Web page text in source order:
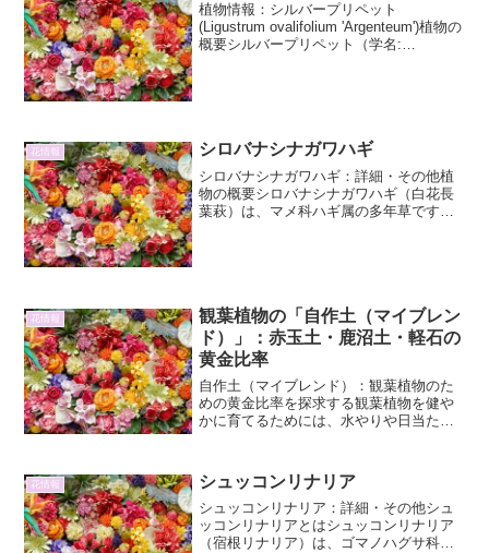
植物情報：シルバープリペット
(Ligustrum ovalifolium 'Argenteum')植物の
概要シルバープリペット（学名:
花情報 シロバナシナガワハギ
シロバナシナガワハギ：詳細・その他植
物の概要シロバナシナガワハギ（白花長
葉萩）は、マメ科ハギ属の多年草です。
花情報
観葉植物の「自作土（マイブレン
ド）」：赤玉土・鹿沼土・軽石の
黄金比率
自作土（マイブレンド）：観葉植物のた
めの黄金比率を探求する観葉植物を健や
かに育てるためには、水やりや日当たり
す。市販の培養土も種類は豊富ですが、
植物の種類や生育環境に合わ...
花情報 シュッコンリナリア
シュッコンリナリア：詳細・その他シュ
ッコンリナリアとはシュッコンリナリア
（宿根リナリア）は、ゴマノハグサ科